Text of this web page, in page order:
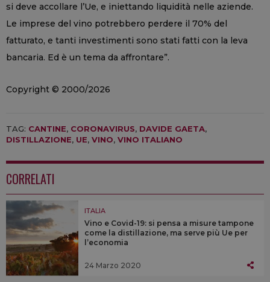
si deve accollare l’Ue, e iniettando liquidità nelle aziende.
Le imprese del vino potrebbero perdere il 70% del
fatturato, e tanti investimenti sono stati fatti con la leva
bancaria. Ed è un tema da affrontare”.
Copyright © 2000/2026
TAG: CANTINE, CORONAVIRUS, DAVIDE GAETA,
DISTILLAZIONE, UE, VINO, VINO ITALIANO
CORRELATI
ITALIA
Vino e Covid-19: si pensa a misure tampone
come la distillazione, ma serve più Ue per
l’economia
24 Marzo 2020